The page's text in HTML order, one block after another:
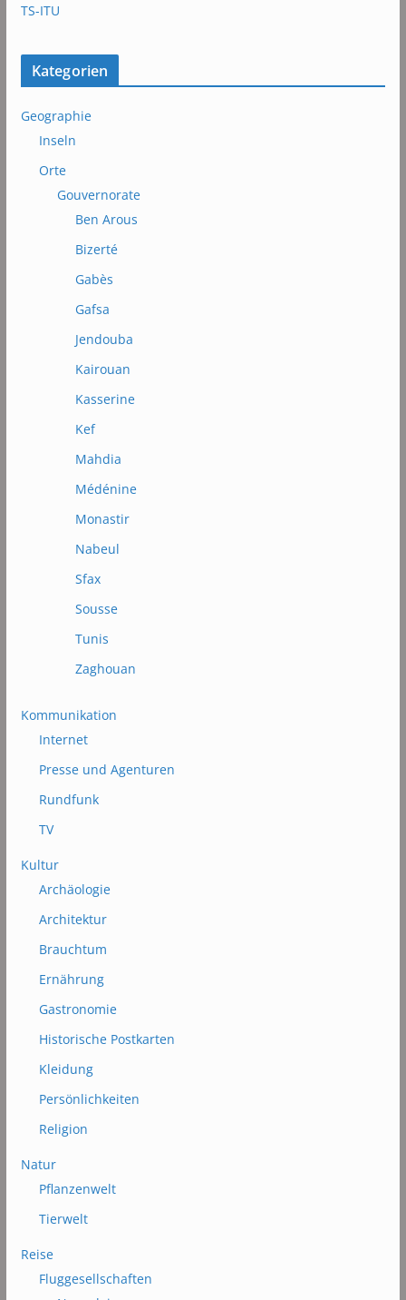
TS-ITU
Kategorien
Geographie
Inseln
Orte
Gouvernorate
Ben Arous
Bizerté
Gabès
Gafsa
Jendouba
Kairouan
Kasserine
Kef
Mahdia
Médénine
Monastir
Nabeul
Sfax
Sousse
Tunis
Zaghouan
Kommunikation
Internet
Presse und Agenturen
Rundfunk
TV
Kultur
Archäologie
Architektur
Brauchtum
Ernährung
Gastronomie
Historische Postkarten
Kleidung
Persönlichkeiten
Religion
Natur
Pflanzenwelt
Tierwelt
Reise
Fluggesellschaften